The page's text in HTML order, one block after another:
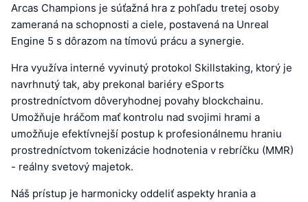
Arcas Champions je súťažná hra z pohľadu tretej osoby
zameraná na schopnosti a ciele, postavená na Unreal
Engine 5 s dôrazom na tímovú prácu a synergie.
Hra využíva interné vyvinutý protokol Skillstaking, ktorý je
navrhnutý tak, aby prekonal bariéry eSports
prostredníctvom dôveryhodnej povahy blockchainu.
Umožňuje hráčom mať kontrolu nad svojimi hrami a
umožňuje efektívnejší postup k profesionálnemu hraniu
prostredníctvom tokenizácie hodnotenia v rebríčku (MMR)
- reálny svetový majetok.
Náš prístup je harmonicky oddeliť aspekty hrania a